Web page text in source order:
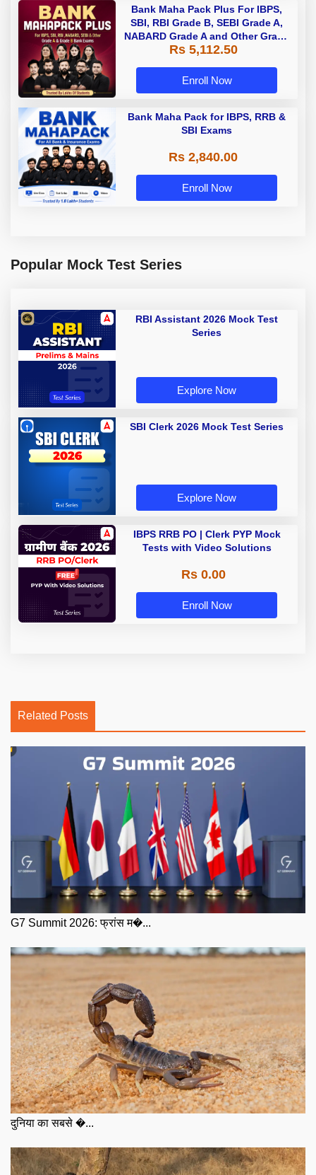
Bank Maha Pack Plus For IBPS,
SBI, RBI Grade B, SEBI Grade A,
NABARD Grade A and Other Grade
A & Grade B Bank Exams
Rs 5,112.50
Enroll Now
Bank Maha Pack for IBPS, RRB &
SBI Exams
Rs 2,840.00
Enroll Now
Popular Mock Test Series
RBI Assistant 2026 Mock Test
Series
Explore Now
SBI Clerk 2026 Mock Test Series
Explore Now
IBPS RRB PO | Clerk PYP Mock
Tests with Video Solutions
Rs 0.00
Enroll Now
Related Posts
G7 Summit 2026: फ्रांस म�...
दुनिया का सबसे �...